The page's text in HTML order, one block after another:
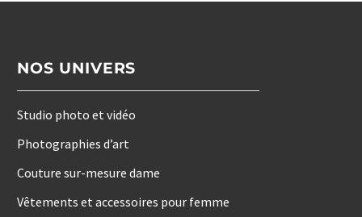
NOS UNIVERS
Studio photo et vidéo
Photographies d’art
Couture sur-mesure dame
Vêtements et accessoires pour femme